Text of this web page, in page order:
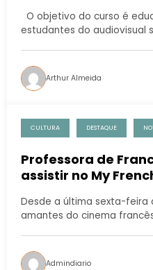
O objetivo do curso é
estudantes do audiovisual
Arthur Almeida
CULTURA DESTAQUE
Professora de
assistir no My
Desde a última sexta-feira
amantes do cinema
Admindiario